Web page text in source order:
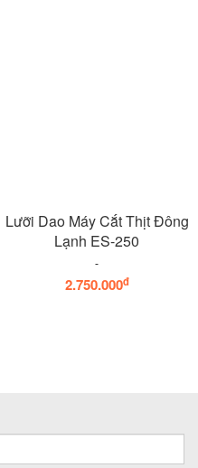
Lưỡi Dao Máy Cắt Thịt Đông
Lạnh ES-250
2.750.000đ